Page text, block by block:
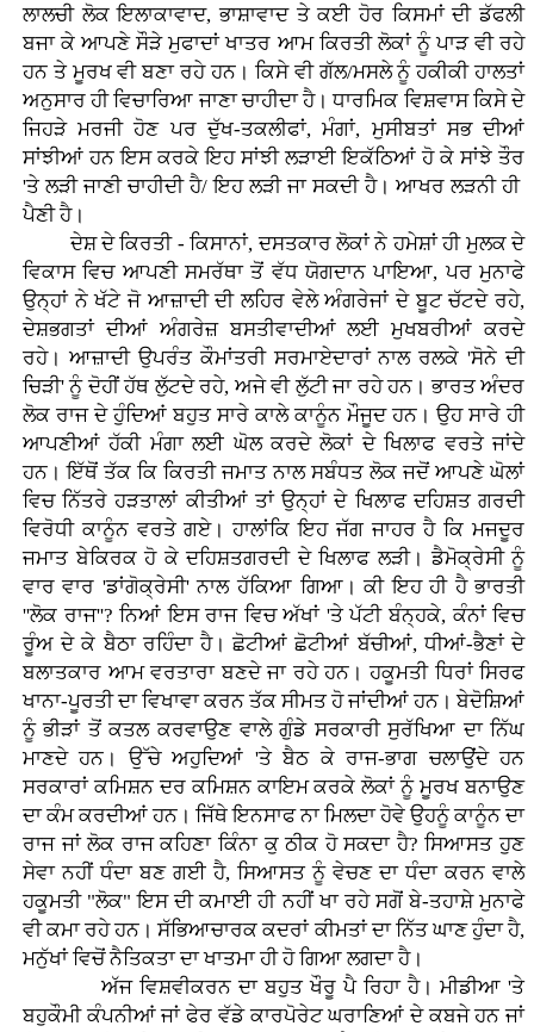
ਲਾਲਚੀ ਲੋਕ ਇਲਾਕਾਵਾਦ, ਭਾਸ਼ਾਵਾਦ ਤੇ ਕਈ ਹੋਰ ਕਿਸਮਾਂ ਦੀ ਡੱਫਲੀ
ਬਜਾ ਕੇ ਆਪਣੇ ਸੌੜੇ ਮੁਫਾਦਾਂ ਖਾਤਰ ਆਮ ਕਿਰਤੀ ਲੋਕਾਂ ਨੂੰ ਪਾੜ ਵੀ ਰਹੇ
ਹਨ ਤੇ ਮੂਰਖ ਵੀ ਬਣਾ ਰਹੇ ਹਨ। ਕਿਸੇ ਵੀ ਗੱਲ/ਮਸਲੇ ਨੂੰ ਹਕੀਕੀ ਹਾਲਤਾਂ
ਅਨੁਸਾਰ ਹੀ ਵਿਚਾਰਿਆ ਜਾਣਾ ਚਾਹੀਦਾ ਹੈ। ਧਾਰਮਿਕ ਵਿਸ਼ਵਾਸ ਕਿਸੇ ਦੇ
ਜਿਹੜੇ ਮਰਜੀ ਹੋਣ ਪਰ ਦੁੱਖ-ਤਕਲੀਫਾਂ, ਮੰਗਾਂ, ਮੁਸੀਬਤਾਂ ਸਭ ਦੀਆਂ
ਸਾਂਝੀਆਂ ਹਨ ਇਸ ਕਰਕੇ ਇਹ ਸਾਂਝੀ ਲੜਾਈ ਇਕੱਠਿਆਂ ਹੋ ਕੇ ਸਾਂਝੇ ਤੌਰ
'ਤੇ ਲੜੀ ਜਾਣੀ ਚਾਹੀਦੀ ਹੈ/ ਇਹ ਲੜੀ ਜਾ ਸਕਦੀ ਹੈ। ਆਖਰ ਲੜਨੀ ਹੀ
ਪੈਣੀ ਹੈ।
ਦੇਸ਼ ਦੇ ਕਿਰਤੀ - ਕਿਸਾਨਾਂ, ਦਸਤਕਾਰ ਲੋਕਾਂ ਨੇ ਹਮੇਸ਼ਾਂ ਹੀ ਮੁਲਕ ਦੇ
ਵਿਕਾਸ ਵਿਚ ਆਪਣੀ ਸਮਰੱਥਾ ਤੋਂ ਵੱਧ ਯੋਗਦਾਨ ਪਾਇਆ, ਪਰ ਮੁਨਾਫੇ
ਉਨ੍ਹਾਂ ਨੇ ਖੱਟੇ ਜੋ ਆਜ਼ਾਦੀ ਦੀ ਲਹਿਰ ਵੇਲੇ ਅੰਗਰੇਜਾਂ ਦੇ ਬੂਟ ਚੱਟਦੇ ਰਹੇ,
ਦੇਸ਼ਭਗਤਾਂ ਦੀਆਂ ਅੰਗਰੇਜ਼ ਬਸਤੀਵਾਦੀਆਂ ਲਈ ਮੁਖਬਰੀਆਂ ਕਰਦੇ
ਰਹੇ। ਆਜ਼ਾਦੀ ਉਪਰੰਤ ਕੌਮਾਂਤਰੀ ਸਰਮਾਏਦਾਰਾਂ ਨਾਲ ਰਲਕੇ 'ਸੋਨੇ ਦੀ
ਚਿੜੀ' ਨੂੰ ਦੋਹੀਂ ਹੱਥ ਲੁੱਟਦੇ ਰਹੇ, ਅਜੇ ਵੀ ਲੁੱਟੀ ਜਾ ਰਹੇ ਹਨ। ਭਾਰਤ ਅੰਦਰ
ਲੋਕ ਰਾਜ ਦੇ ਹੁੰਦਿਆਂ ਬਹੁਤ ਸਾਰੇ ਕਾਲੇ ਕਾਨੂੰਨ ਮੌਜੂਦ ਹਨ। ਉਹ ਸਾਰੇ ਹੀ
ਆਪਣੀਆਂ ਹੱਕੀ ਮੰਗਾ ਲਈ ਘੋਲ ਕਰਦੇ ਲੋਕਾਂ ਦੇ ਖਿਲਾਫ ਵਰਤੇ ਜਾਂਦੇ
ਹਨ। ਇੱਥੋਂ ਤੱਕ ਕਿ ਕਿਰਤੀ ਜਮਾਤ ਨਾਲ ਸਬੰਧਤ ਲੋਕ ਜਦੋਂ ਆਪਣੇ ਘੋਲਾਂ
ਵਿਚ ਨਿੱਤਰੇ ਹੜਤਾਲਾਂ ਕੀਤੀਆਂ ਤਾਂ ਉਨ੍ਹਾਂ ਦੇ ਖਿਲਾਫ ਦਹਿਸ਼ਤ ਗਰਦੀ
ਵਿਰੋਧੀ ਕਾਨੂੰਨ ਵਰਤੇ ਗਏ। ਹਾਲਾਂਕਿ ਇਹ ਜੱਗ ਜਾਹਰ ਹੈ ਕਿ ਮਜਦੂਰ
ਜਮਾਤ ਬੇਕਿਰਕ ਹੋ ਕੇ ਦਹਿਸ਼ਤਗਰਦੀ ਦੇ ਖਿਲਾਫ ਲੜੀ। ਡੈਮੋਕ੍ਰੇਸੀ ਨੂੰ
ਵਾਰ ਵਾਰ 'ਡਾਂਗੋਕ੍ਰੇਸੀ' ਨਾਲ ਹੱਕਿਆ ਗਿਆ। ਕੀ ਇਹ ਹੀ ਹੈ ਭਾਰਤੀ
''ਲੋਕ ਰਾਜ''? ਨਿਆਂ ਇਸ ਰਾਜ ਵਿਚ ਅੱਖਾਂ 'ਤੇ ਪੱਟੀ ਬੰਨ੍ਹਕੇ, ਕੰਨਾਂ ਵਿਚ
ਰੂੰਅ ਦੇ ਕੇ ਬੈਠਾ ਰਹਿੰਦਾ ਹੈ। ਛੋਟੀਆਂ ਛੋਟੀਆਂ ਬੱਚੀਆਂ, ਧੀਆਂ-ਭੈਣਾਂ ਦੇ
ਬਲਾਤਕਾਰ ਆਮ ਵਰਤਾਰਾ ਬਣਦੇ ਜਾ ਰਹੇ ਹਨ। ਹਕੂਮਤੀ ਧਿਰਾਂ ਸਿਰਫ
ਖਾਨਾ-ਪੂਰਤੀ ਦਾ ਵਿਖਾਵਾ ਕਰਨ ਤੱਕ ਸੀਮਤ ਹੋ ਜਾਂਦੀਆਂ ਹਨ। ਬੇਦੋਸ਼ਿਆਂ
ਨੂੰ ਭੀੜਾਂ ਤੋਂ ਕਤਲ ਕਰਵਾਉਣ ਵਾਲੇ ਗੁੰਡੇ ਸਰਕਾਰੀ ਸੁਰੱਖਿਆ ਦਾ ਨਿੱਘ
ਮਾਣਦੇ ਹਨ। ਉੱਚੇ ਅਹੁਦਿਆਂ 'ਤੇ ਬੈਠ ਕੇ ਰਾਜ-ਭਾਗ ਚਲਾਉਂਦੇ ਹਨ
ਸਰਕਾਰਾਂ ਕਮਿਸ਼ਨ ਦਰ ਕਮਿਸ਼ਨ ਕਾਇਮ ਕਰਕੇ ਲੋਕਾਂ ਨੂੰ ਮੂਰਖ ਬਨਾਉਣ
ਦਾ ਕੰਮ ਕਰਦੀਆਂ ਹਨ। ਜਿੱਥੇ ਇਨਸਾਫ ਨਾ ਮਿਲਦਾ ਹੋਵੇ ਉਹਨੂੰ ਕਾਨੂੰਨ ਦਾ
ਰਾਜ ਜਾਂ ਲੋਕ ਰਾਜ ਕਹਿਣਾ ਕਿੰਨਾ ਕੁ ਠੀਕ ਹੋ ਸਕਦਾ ਹੈ? ਸਿਆਸਤ ਹੁਣ
ਸੇਵਾ ਨਹੀਂ ਧੰਦਾ ਬਣ ਗਈ ਹੈ, ਸਿਆਸਤ ਨੂੰ ਵੇਚਣ ਦਾ ਧੰਦਾ ਕਰਨ ਵਾਲੇ
ਹਕੂਮਤੀ "ਲੋਕ" ਇਸ ਦੀ ਕਮਾਈ ਹੀ ਨਹੀਂ ਖਾ ਰਹੇ ਸਗੋਂ ਬੇ-ਤਹਾਸ਼ੇ ਮੁਨਾਫੇ
ਵੀ ਕਮਾ ਰਹੇ ਹਨ। ਸੱਭਿਆਚਾਰਕ ਕਦਰਾਂ ਕੀਮਤਾਂ ਦਾ ਨਿੱਤ ਘਾਣ ਹੁੰਦਾ ਹੈ,
ਮਨੁੱਖਾਂ ਵਿਚੋਂ ਨੈਤਿਕਤਾ ਦਾ ਖਾਤਮਾ ਹੀ ਹੋ ਗਿਆ ਲਗਦਾ ਹੈ।
ਅੱਜ ਵਿਸ਼ਵੀਕਰਨ ਦਾ ਬਹੁਤ ਖੌਰੂ ਪੈ ਰਿਹਾ ਹੈ। ਮੀਡੀਆ 'ਤੇ
ਬਹੁਕੌਮੀ ਕੰਪਨੀਆਂ ਜਾਂ ਫੇਰ ਵੱਡੇ ਕਾਰਪੋਰੇਟ ਘਰਾਣਿਆਂ ਦੇ ਕਬਜੇ ਹਨ ਜਾਂ